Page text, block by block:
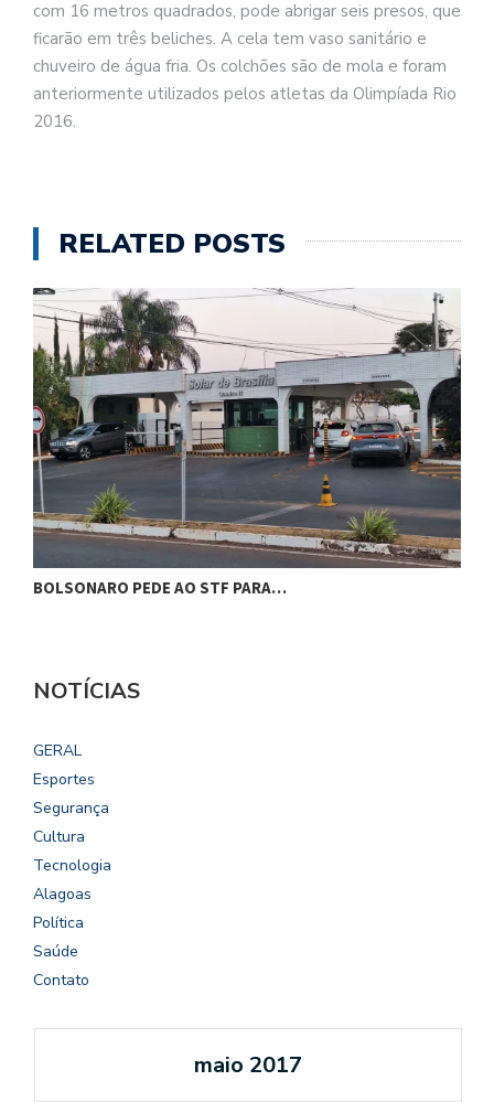
com 16 metros quadrados, pode abrigar seis presos, que
ficarão em três beliches. A cela tem vaso sanitário e
chuveiro de água fria. Os colchões são de mola e foram
anteriormente utilizados pelos atletas da Olimpíada Rio
2016.
RELATED POSTS
BOLSONARO PEDE AO STF PARA…
NOTÍCIAS
GERAL
Esportes
Segurança
Cultura
Tecnologia
Alagoas
Política
Saúde
Contato
maio 2017